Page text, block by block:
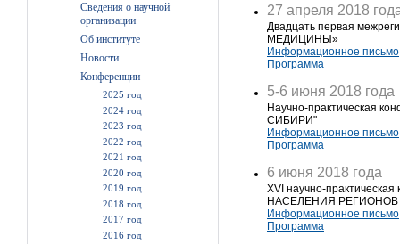
Сведения о научной
организации
Об институте
Новости
Конференции
2025 год
2024 год
2023 год
2022 год
2021 год
2020 год
2019 год
2018 год
2017 год
2016 год
27 апреля 2018
Двадцать первая
МЕДИЦИНЫ»
Информационное письмо
Программа
5-6 июня 2018 года
Научно-
СИБИРИ"
Информационное письмо
Программа
6 июня 2018 года
XVI научно-
НАСЕЛЕНИЯ
Информационное письмо
Программа